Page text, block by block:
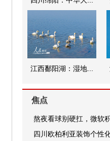
江西鄱阳湖：湿地...
焦点
熬夜看球别硬扛，微软
四川欧柏利亚装饰个性